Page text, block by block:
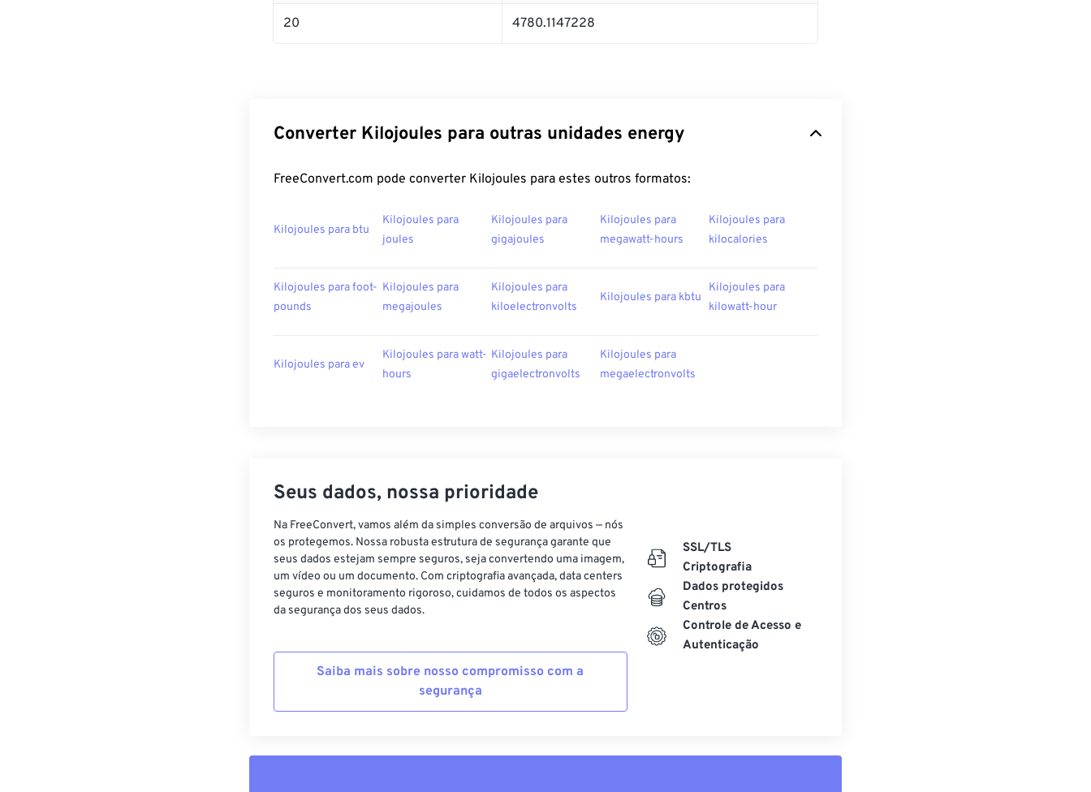
20 4780.1147228
Converter Kilojoules para outras unidades energy
FreeConvert.com pode converter Kilojoules para estes outros formatos:
Kilojoules para btu
Kilojoules para
joules
Kilojoules para
gigajoules
Kilojoules para
megawatt-hours
Kilojoules para
kilocalories
Kilojoules para foot-
pounds
Kilojoules para
megajoules
Kilojoules para
kiloelectronvolts
Kilojoules para kbtu
Kilojoules para
kilowatt-hour
Kilojoules para ev
Kilojoules para watt-
hours
Kilojoules para
gigaelectronvolts
Kilojoules para
megaelectronvolts
Seus dados, nossa prioridade
Na FreeConvert, vamos além da simples conversão de arquivos — nós
os protegemos. Nossa robusta estrutura de segurança garante que
seus dados estejam sempre seguros, seja convertendo uma imagem,
um vídeo ou um documento. Com criptografia avançada, data centers
seguros e monitoramento rigoroso, cuidamos de todos os aspectos
da segurança dos seus dados.
Saiba mais sobre nosso compromisso com a
segurança
SSL/TLS
Criptografia
Dados protegidos
Centros
Controle de Acesso e
Autenticação